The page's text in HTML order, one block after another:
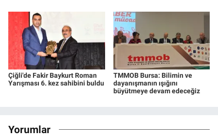
Çiğli'de Fakir Baykurt Roman
Yarışması 6. kez sahibini buldu
TMMOB Bursa: Bilimin ve
dayanışmanın ışığını
büyütmeye devam edeceğiz
Yorumlar